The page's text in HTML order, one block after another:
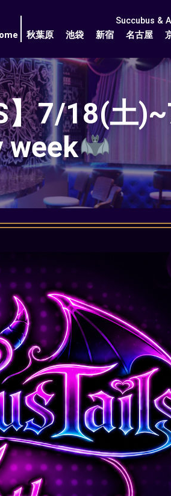
Succubus &
秋葉原 池袋 新宿 名古屋
】7/18(土
week